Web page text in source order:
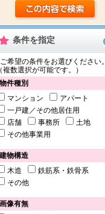
条件を指定
希望の条件をお選びください。
（複数選択が可能です。）
物件種別
マンション
アパート
一戸建／その他居住用
店舗
事務所
土地
その他事業用
建物構造
木造
鉄筋系・鉄骨系
その他
画像有無